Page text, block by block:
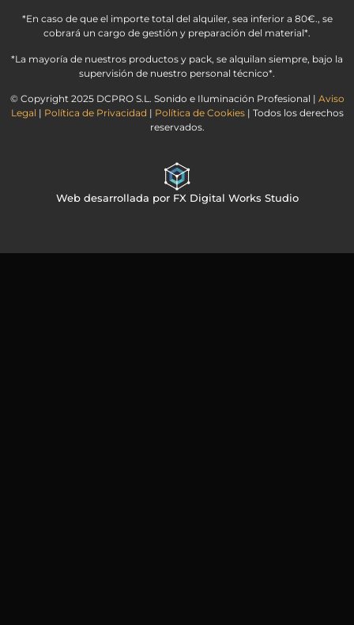
*En caso de que el importe total del alquiler, sea inferior a 80€., se
cobrará un cargo de gestión y preparación del material*.
*La mayoría de nuestros productos y pack, se alquilan siempre, bajo la
supervisión de nuestro personal técnico*.
© Copyright 2025 DCPRO S.L. Sonido e Iluminación Profesional | Aviso
Legal | Política de Privacidad | Política de Cookies| Todos los derechos
reservados.
Web desarrollada por FX Digital Works Studio